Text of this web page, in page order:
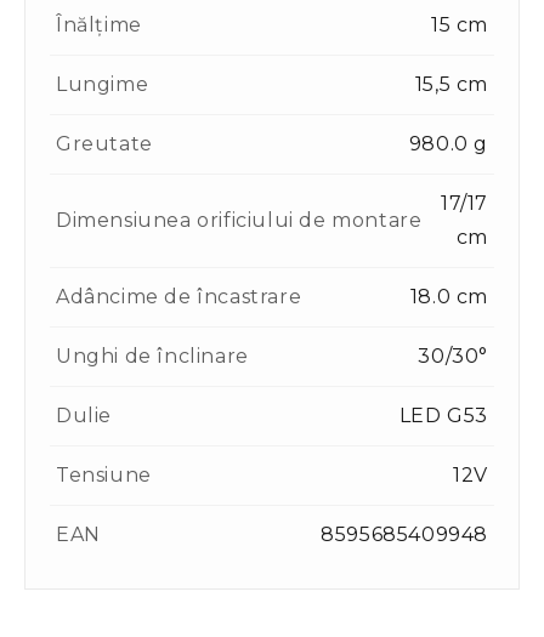
Înălțime 15 cm
Lungime 15,5 cm
Greutate 980.0 g
Dimensiunea orificiului de montare
17/17
cm
Adâncime de încastrare 18.0 cm
Unghi de înclinare 30/30°
Dulie LED G53
Tensiune 12V
EAN 8595685409948